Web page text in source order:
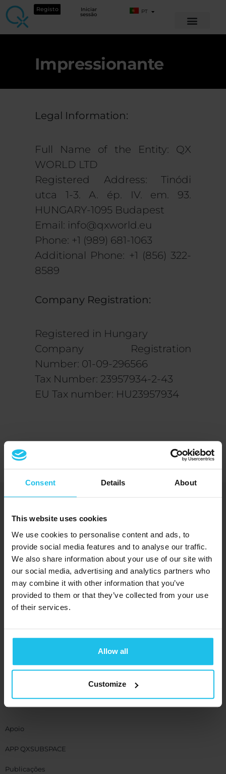
Consent Details About
This website uses cookies
We use cookies to personalise content and ads, to
provide social media features and to analyse our traffic.
We also share information about your use of our site with
our social media, advertising and analytics partners who
may combine it with other information that you’ve
provided to them or that they’ve collected from your use
of their services.
Allow all
Customize
Registo Iniciar
sessão PT
Impressionante
Legal Information:
Full Name of the Entity: QX
WORLD LTD
Registered Address: Tinódi
utca 1-3. A. ép. IV. em. 93.
HUNGARY-1095 Budapest
Email: info@qxworld.eu
Phone: +1 (989) 681-1063
Additional Phone: +1 (856) 322-
8589
Company Registration:
Registered in Hungary
Company Registration
Number: 01-09-296566
Tax Number: 23957934-2-43
EU Tax number: HU23957934
Soluções energéticas para o bem-estar e
benefício de todos
+1 (856) 322-8589
Dispositivos
QUEX ED
Apoio
APP QXSUBSPACE
Publicações